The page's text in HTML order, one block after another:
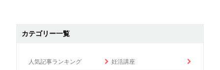
カテゴリー一覧
人気記事ランキング 妊活講座